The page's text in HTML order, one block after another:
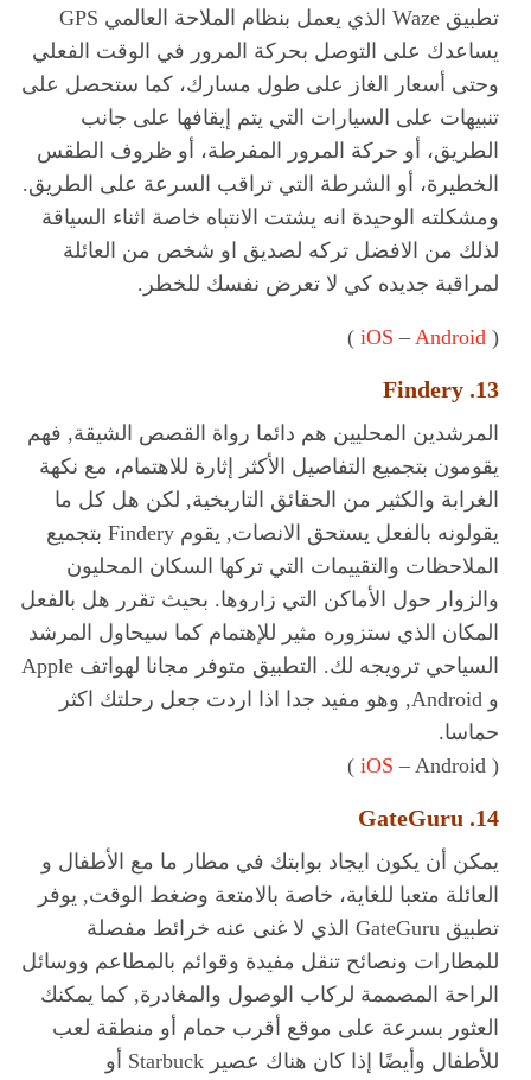
تطبيق Waze الذي يعمل بنظام الملاحة العالمي GPS
يساعدك على التوصل بحركة المرور في الوقت الفعلي
وحتى أسعار الغاز على طول مسارك، كما ستحصل على
تنبيهات على السيارات التي يتم إيقافها على جانب
الطريق، أو حركة المرور المفرطة، أو ظروف الطقس
الخطيرة، أو الشرطة التي تراقب السرعة على الطريق.
ومشكلته الوحيدة انه يشتت الانتباه خاصة اثناء السياقة
لذلك من الافضل تركه لصديق او شخص من العائلة
لمراقبة جديده كي لا تعرض نفسك للخطر.
(
iOS – Android
)
13. Findery
المرشدين المحليين هم دائما رواة القصص الشيقة, فهم
يقومون بتجميع التفاصيل الأكثر إثارة للاهتمام، مع نكهة
الغرابة والكثير من الحقائق التاريخية, لكن هل كل ما
يقولونه بالفعل يستحق الانصات, يقوم Findery بتجميع
الملاحظات والتقييمات التي تركها السكان المحليون
والزوار حول الأماكن التي زاروها. بحيث تقرر هل بالفعل
المكان الذي ستزوره مثير للإهتمام كما سيحاول المرشد
السياحي ترويجه لك. التطبيق متوفر مجانا لهواتف Apple
و Android, وهو مفيد جدا اذا اردت جعل رحلتك اكثر
حماسا.
(
iOS – Android )
14. GateGuru
يمكن أن يكون ايجاد بوابتك في مطار ما مع الأطفال و
العائلة متعبا للغاية، خاصة بالامتعة وضغط الوقت, يوفر
تطبيق GateGuru الذي لا غنى عنه خرائط مفصلة
للمطارات ونصائح تنقل مفيدة وقوائم بالمطاعم ووسائل
الراحة المصممة لركاب الوصول والمغادرة, كما يمكنك
العثور بسرعة على موقع أقرب حمام أو منطقة لعب
للأطفال وأيضًا إذا كان هناك عصير Starbuck أو